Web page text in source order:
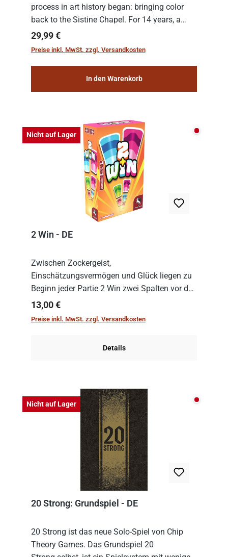
process in art history began: bringing color
back to the Sistine Chapel. For 14 years, a
team of experts from the Vatican undertook
the meticulous job of cleaning and
Regulärer Preis:
29,99 €
Preise inkl. MwSt. zzgl. Versandkosten
In den Warenkorb
Nicht auf Lager Nicht
2 Win - DE
Zwischen Zockergeist,
Einschätzungsvermögen und Glück liegen zu
Beginn jeder Partie 2 Win zwei Spalten vor den
Spielenden aus, die es in die Höhe zu treiben
gilt. Doch das geht natürlich nur, solange man
Regulärer Preis:
13,00 €
Preise inkl. MwSt. zzgl. Versandkosten
Details
Nicht auf Lager Nicht
20 Strong: Grundspiel - DE
20 Strong ist das neue Solo-Spiel von Chip
Theory Games. Das Grundspiel 20